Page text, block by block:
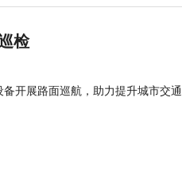
检
开展路面巡航，助力提升城市交